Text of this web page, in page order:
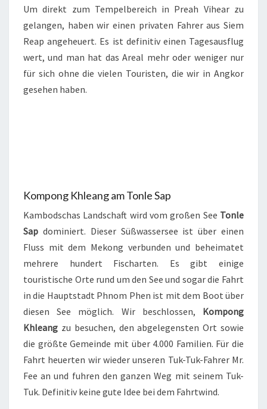
Um direkt zum Tempelbereich in Preah Vihear zu
gelangen, haben wir einen privaten Fahrer aus Siem
Reap angeheuert. Es ist definitiv einen Tagesausflug
wert, und man hat das Areal mehr oder weniger nur
für sich ohne die vielen Touristen, die wir in Angkor
gesehen haben.
Kompong Khleang am Tonle Sap
Kambodschas Landschaft wird vom großen See Tonle
Sap dominiert. Dieser Süßwassersee ist über einen
Fluss mit dem Mekong verbunden und beheimatet
mehrere hundert Fischarten. Es gibt einige
touristische Orte rund um den See und sogar die Fahrt
in die Hauptstadt Phnom Phen ist mit dem Boot über
diesen See möglich. Wir beschlossen, Kompong
Khleang zu besuchen, den abgelegensten Ort sowie
die größte Gemeinde mit über 4.000 Familien. Für die
Fahrt heuerten wir wieder unseren Tuk-Tuk-Fahrer Mr.
Fee an und fuhren den ganzen Weg mit seinem Tuk-
Tuk. Definitiv keine gute Idee bei dem Fahrtwind.